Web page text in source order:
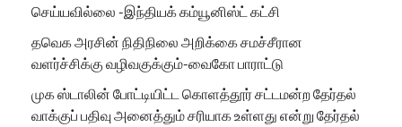
செய்யவில்லை -இந்தியக் கம்யூனிஸ்ட் கட்சி
தவெக அரசின் நிதிநிலை அறிக்கை சமச்சீரான
வளர்ச்சிக்கு வழிவகுக்கும்-வைகோ பாராட்டு
முக ஸ்டாலின் போட்டியிட்ட கொளத்தூர் சட்டமன்ற தேர்தல்
வாக்குப் பதிவு அனைத்தும் சரியாக உள்ளது என்று தேர்தல்